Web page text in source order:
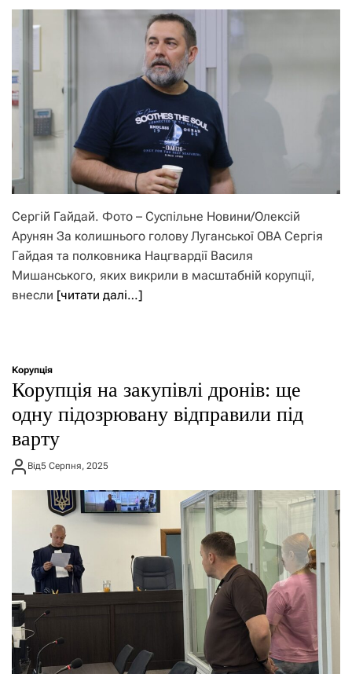
Сергій Гайдай. Фото – Суспільне Новини/Олексій
Арунян За колишнього голову Луганської ОВА Сергія
Гайдая та полковника Нацгвардії Василя
Мишанського, яких викрили в масштабній корупції,
внесли [читати далі…]
Корупція
Корупція на закупівлі дронів: ще
одну підозрювану відправили під
варту
Від5 Серпня, 2025